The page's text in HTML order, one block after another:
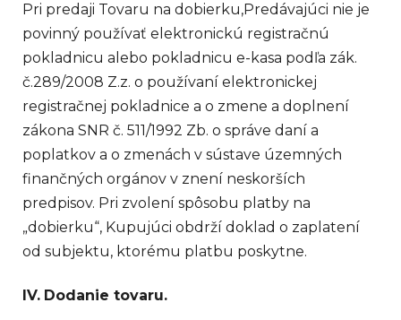
Pri predaji Tovaru na dobierku,Predávajúci nie je
povinný používať elektronickú registračnú
pokladnicu alebo pokladnicu e-kasa podľa zák.
č.289/2008 Z.z. o používaní elektronickej
registračnej pokladnice a o zmene a doplnení
zákona SNR č. 511/1992 Zb. o správe daní a
poplatkov a o zmenách v sústave územných
finančných orgánov v znení neskorších
predpisov. Pri zvolení spôsobu platby na
„dobierku“, Kupujúci obdrží doklad o zaplatení
od subjektu, ktorému platbu poskytne.
IV. Dodanie tovaru.